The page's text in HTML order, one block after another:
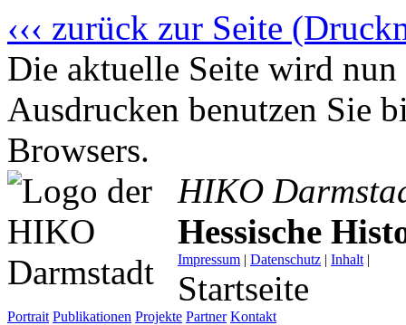
‹‹‹ zurück zur Seite
Die aktuelle Seite wird
Ausdrucken benutzen Sie
Browsers.
HIKO
Hessische
Impressum | Datenschutz | Inhalt |
Startseite
Portrait Publikationen Projekte Partner Kontakt